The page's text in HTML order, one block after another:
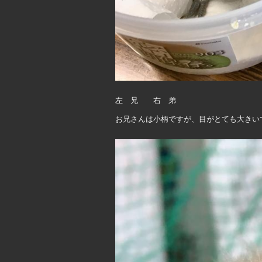
左 兄 右 弟
お兄さんは小柄ですが、目がとても大きい